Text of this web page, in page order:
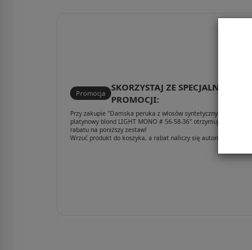
Promocja
SKORZYSTAJ ZE SPECJALNEJ
PROMOCJI:
Przy zakupie "Damska peruka z włosów syntetycznych jasny
platynowy blond LIGHT MONO # 56-58-36" otrzymujesz aż 30%
rabatu na poniższy zestaw!
Wrzuć produkt do koszyka, a rabat naliczy się automatycznie.